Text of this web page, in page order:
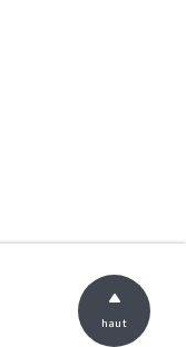
haut